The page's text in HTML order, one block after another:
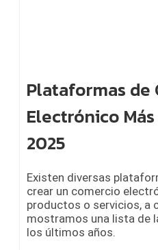
Plataformas de
Electrónico
2025
Existen diversas
crear un comercio
productos o servicios, a
mostramos una lista de
los últimos años.